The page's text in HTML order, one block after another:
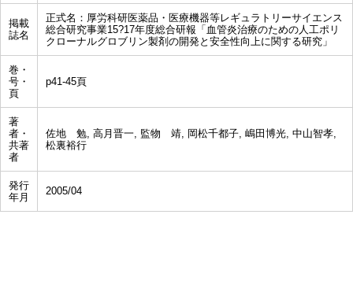
掲載
誌名
正式名：厚労科研医薬品・医療機器等レギュラトリーサイエンス
総合研究事業15?17年度総合研報「血管炎治療のための人工ポリ
クローナルグロブリン製剤の開発と安全性向上に関する研究」
巻・
号・
頁
p41-45頁
著
者・
共著
者
佐地 勉, 高月晋一, 監物 靖, 岡松千都子, 嶋田博光, 中山智孝,
松裏裕行
発行
年月
2005/04